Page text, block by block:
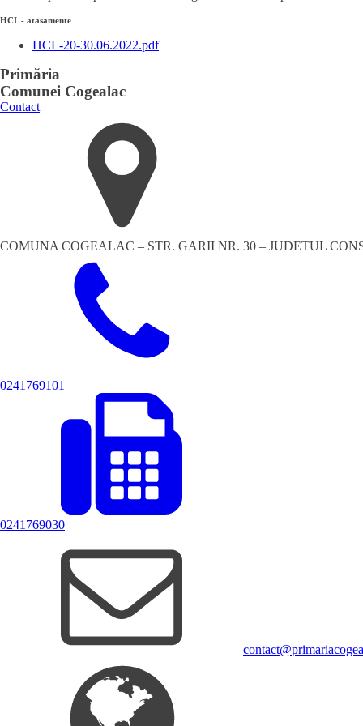
HCL - atasamente
HCL-20-30.06.2022.pdf
Primăria
Comunei Cogealac
Contact
COMUNA COGEALAC – STR. GARII NR. 30 – JUDETUL
0241769101
0241769030